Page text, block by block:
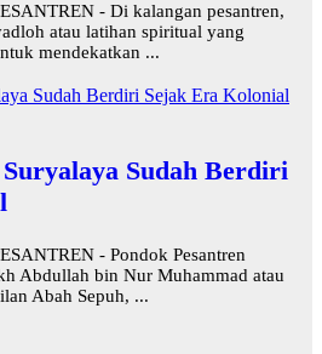
- Di kalangan pesantren,
atau latihan spiritual yang
mendekatkan ...
Sudah Berdiri
- Pondok Pesantren
Abdullah bin Nur Muhammad atau
Abah Sepuh, ...